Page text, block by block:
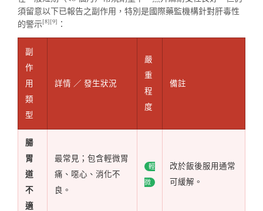
須留意以下已報告之副作用，特別是國際藥監機構針對肝毒性
的警示[8][9] ：
副
作
用
類
型
詳情 ／ 發生狀況
嚴
重
程
度
備註
腸
胃
道
不
適
最常見；包含輕微胃
痛、噁心、消化不
良。
輕
微
改於飯後服用通常
可緩解。